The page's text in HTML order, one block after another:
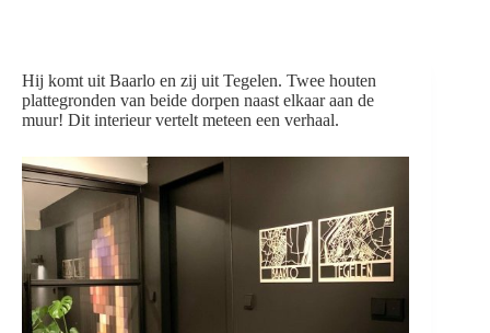
Hij komt uit Baarlo en zij uit Tegelen. Twee houten
plattegronden van beide dorpen naast elkaar aan de
muur! Dit interieur vertelt meteen een verhaal.